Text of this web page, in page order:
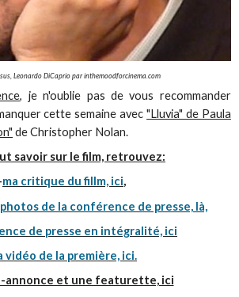
Leonardo DiCaprio par inthemoodforcinema.com
, je n'oublie pas de vous recommander
cette semaine avec"Lluvia" de Paula
de Christopher Nolan.
savoir sur le film, retrouvez:
ma critique du fillm, ici,
de la conférence de presse, là,
de presse en intégralité, ici
vidéo de la première, ici.
annonce et une featurette, ici